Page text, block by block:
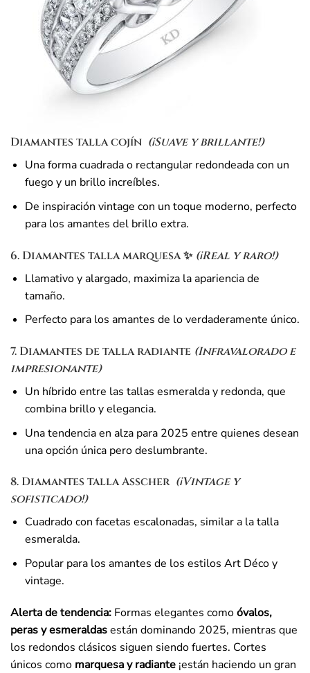
Diamantes talla cojín (¡Suave y brillante!)
Una forma cuadrada o rectangular redondeada con un
fuego y un brillo increíbles.
De inspiración vintage con un toque moderno, perfecto
para los amantes del brillo extra.
6. Diamantes talla marquesa✨ (¡Real y raro!)
Llamativo y alargado, maximiza la apariencia de
tamaño.
Perfecto para los amantes de lo verdaderamente único.
7. Diamantes de talla radiante (Infravalorado e
impresionante)
Un híbrido entre las tallas esmeralda y redonda, que
combina brillo y elegancia.
Una tendencia en alza para 2025 entre quienes desean
una opción única pero deslumbrante.
8. Diamantes talla Asscher️ (¡Vintage y
sofisticado!)
Cuadrado con facetas escalonadas, similar a la talla
esmeralda.
Popular para los amantes de los estilos Art Déco y
vintage.
Alerta de tendencia: Formas elegantes comoóvalos,
peras y esmeraldasestán dominando 2025, mientras que
los redondos clásicos siguen siendo fuertes. Cortes
únicos como marquesa y radiante ¡están haciendo un gran